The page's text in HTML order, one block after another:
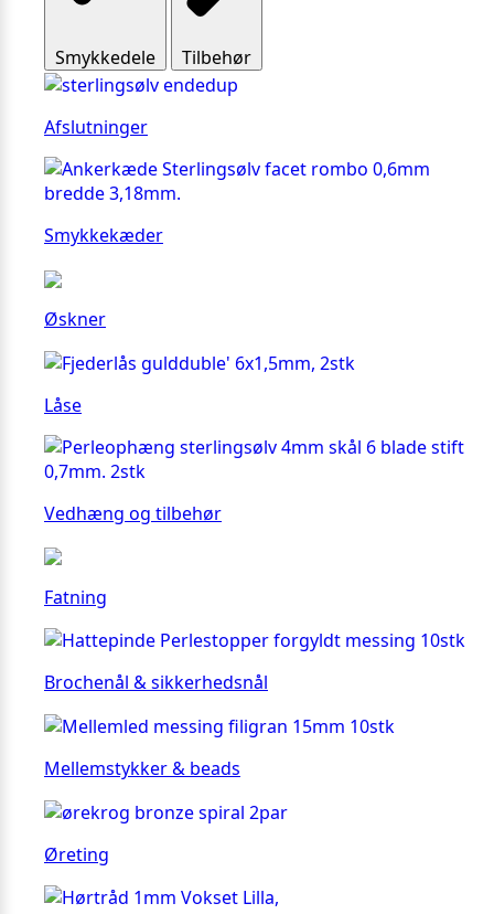
Smykkedele Tilbehør
Afslutninger
Smykkekæder
Øskner
Låse
Vedhæng og tilbehør
Fatning
Brochenål & sikkerhedsnål
Mellemstykker & beads
Øreting